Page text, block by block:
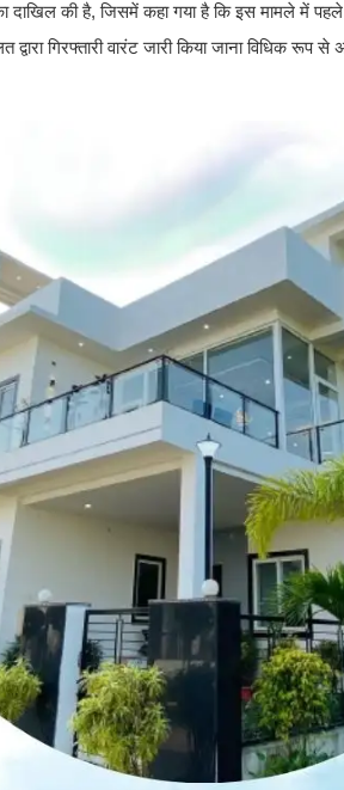
दाखिल की है, जिसमें कहा गया है कि इस मामले में
द्वारा गिरफ्तारी वारंट जारी किया जाना विधिक